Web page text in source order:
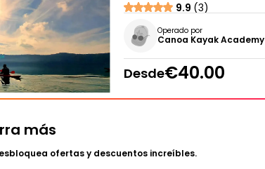
9.9 (3)
Operado por
Canoa Kayak Academy
Desde€40.00
más
ofertas y descuentos increíbles.